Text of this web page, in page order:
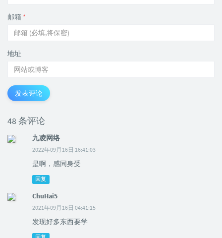
邮箱 *
地址
发表评论
48 条评论
九凌网络
2022年09月16日 16:41:03
是啊，感同身受
回复
ChuHai5
2021年09月16日 04:41:15
发现好多东西要学